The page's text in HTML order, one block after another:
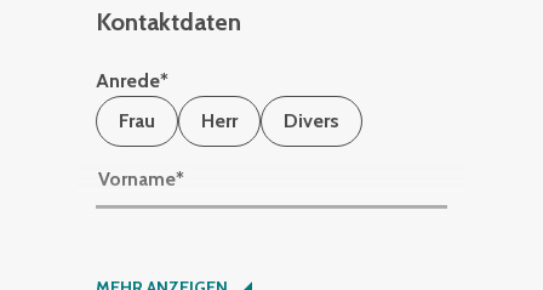
Kontaktdaten
Anrede*
Frau
Herr Divers
Vorname*
Nachname*